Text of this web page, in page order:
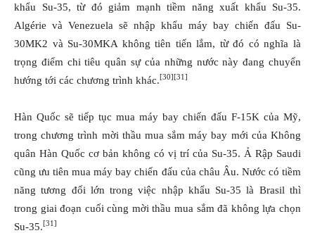
khẩu Su-35, từ đó giảm mạnh tiềm năng xuất khẩu Su-35.
Algérie và Venezuela sẽ nhập khẩu máy bay chiến đấu Su-
30MK2 và Su-30MKA không tiên tiến lắm, từ đó có nghĩa là
trọng điểm chi tiêu quân sự của những nước này đang chuyển
hướng tới các chương trình khác.[30] [31]
Hàn Quốc sẽ tiếp tục mua máy bay chiến đấu F-15K của Mỹ,
trong chương trình mời thầu mua sắm máy bay mới của Không
quân Hàn Quốc cơ bản không có vị trí của Su-35. Ả Rập Saudi
cũng ưu tiên mua máy bay chiến đấu của châu Âu. Nước có tiềm
năng tương đối lớn trong việc nhập khẩu Su-35 là Brasil thì
trong giai đoạn cuối cùng mời thầu mua sắm đã không lựa chọn
Su-35.[31]